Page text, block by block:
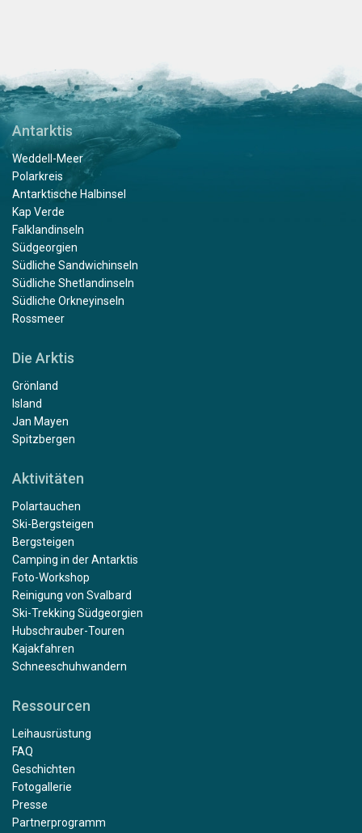
Antarktis
Weddell-Meer
Polarkreis
Antarktische Halbinsel
Kap Verde
Falklandinseln
Südgeorgien
Südliche Sandwichinseln
Südliche Shetlandinseln
Südliche Orkneyinseln
Rossmeer
Die Arktis
Grönland
Island
Jan Mayen
Spitzbergen
Aktivitäten
Polartauchen
Ski-Bergsteigen
Bergsteigen
Camping in der Antarktis
Foto-Workshop
Reinigung von Svalbard
Ski-Trekking Südgeorgien
Hubschrauber-Touren
Kajakfahren
Schneeschuhwandern
Ressourcen
Leihausrüstung
FAQ
Geschichten
Fotogallerie
Presse
Partnerprogramm